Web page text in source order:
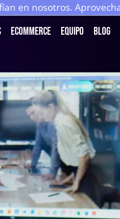
en nosotros.
ECOMMERCE Equipo
Blog